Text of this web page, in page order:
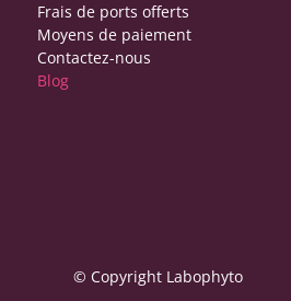
Frais de ports offerts
Moyens de paiement
Contactez-nous
Blog
© Copyright Labophyto